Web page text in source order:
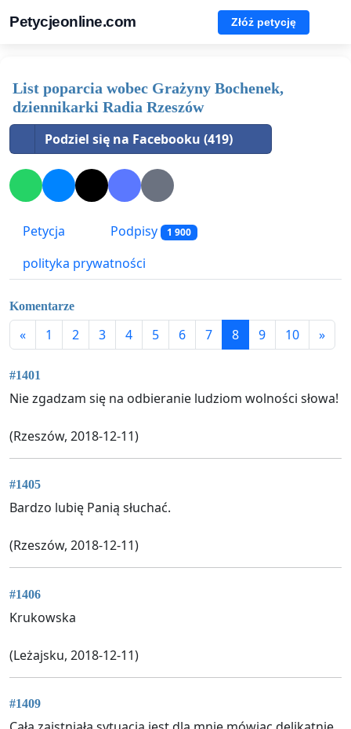
Petycjeonline.com Złóż petycję
List poparcia wobec Grażyny Bochenek,
dziennikarki Radia Rzeszów
Podziel się na Facebooku (419)
Petycja Podpisy 1 900
polityka prywatności
Komentarze
« 1 2 3 4 5 6 7 8 9 10 »
#1401
Nie zgadzam się na odbieranie ludziom wolności słowa!
(Rzeszów, 2018-12-11)
#1405
Bardzo lubię Panią słuchać.
(Rzeszów, 2018-12-11)
#1406
Krukowska
(Leżajsku, 2018-12-11)
#1409